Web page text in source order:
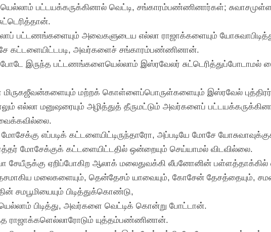
பட்டயக்கருக்கினால் வெட்டி, சங்காரம்பண்ணினார்கள்;
பட்டணங்களையும் அவைகளுடைய எல்லா ராஜாக்களையும்
கட்டளையிட்டபடி, அவர்களைச் சங்காரம்பண்ணினான்.
இருந்த பட்டணங்களையெல்லாம் இஸ்ரவேலர் சுட்டெரித்துப்போடாமல்
மற்றக் கொள்ளைப்பொருள்களையும் இஸ்ரவேல்
எல்லா மனுஷரையும் அழித்துத் தீருமட்டும் அவர்களைப்
எப்படிக் கட்டளையிட்டிருந்தாரோ, அப்படியே மோசே
மோசேக்குக் கட்டளையிட்டதில் ஒன்றையும் செய்யாமல் விடவில்லை.
சேயீருக்கு ஏறிப்போகிற ஆலாக் மலைதுவக்கி லீபனோனின் பள்ளத்தாக்கில்
மலைகளையும், தென்தேசம் யாவையும், கோசேன் தேசத்தையும்,
சமபூமியையும் பிடித்துக்கொண்டு,
பிடித்து, அவர்களை வெட்டிக் கொன்று போட்டான்.
ராஜாக்களெல்லாரோடும் யுத்தம்பண்ணினான்.